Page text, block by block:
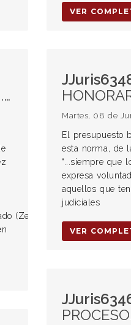
VER
(Zeus,
HONORARIOS. Honorarios del abogado. Ley aplicable. Caso de sucesión
Martes, 08 de
El presupuesto
esta norma, de
“...siempre que
expresa
aquellos que
judiciales
VER
PROCESO. Facultades procesales. Preclusión por consumación. Demanda.